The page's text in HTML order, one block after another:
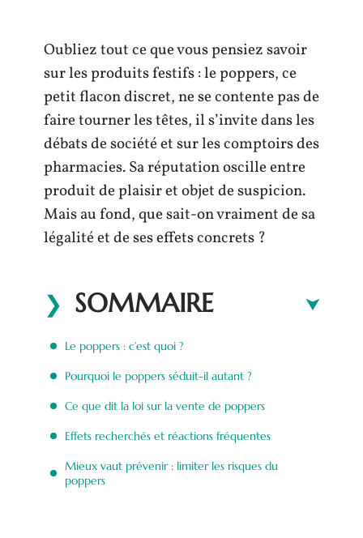
Oubliez tout ce que vous pensiez savoir
sur les produits festifs : le poppers, ce
petit flacon discret, ne se contente pas de
faire tourner les têtes, il s’invite dans les
débats de société et sur les comptoirs des
pharmacies. Sa réputation oscille entre
produit de plaisir et objet de suspicion.
Mais au fond, que sait-on vraiment de sa
légalité et de ses effets concrets ?
SOMMAIRE
Le poppers : c’est quoi ?
Pourquoi le poppers séduit-il autant ?
Ce que dit la loi sur la vente de poppers
Effets recherchés et réactions fréquentes
Mieux vaut prévenir : limiter les risques du
poppers